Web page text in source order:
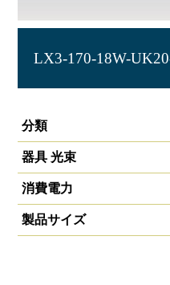
LX3-170-18W-
分類
器具 光束
消費電力
製品サイズ